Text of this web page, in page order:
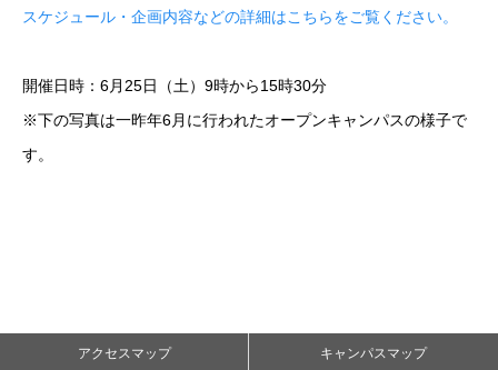
スケジュール・企画内容などの詳細はこちらをご覧ください。
開催日時：6月25日（土）9時から15時30分
※下の写真は一昨年6月に行われたオープンキャンパスの様子で
す。
アクセスマップ キャンパスマップ